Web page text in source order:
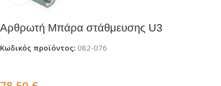
Αρθρωτή Μπάρα στάθμευσης U3
Κωδικός προϊόντος: 082-076